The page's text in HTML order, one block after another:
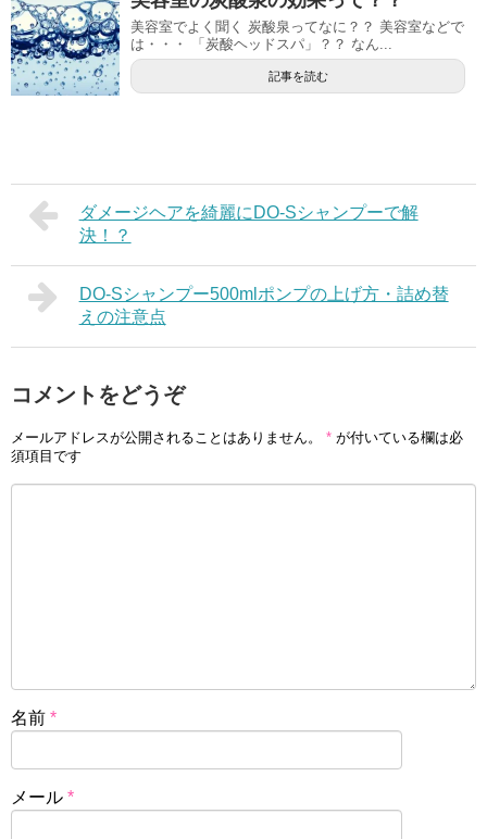
美容室でよく聞く 炭酸泉ってなに？？ 美容室などで
は・・・ 「炭酸ヘッドスパ」？？ なん...
記事を読む
ダメージヘアを綺麗にDO-Sシャンプーで解
決！？
DO-Sシャンプー500mlポンプの上げ方・詰め替
えの注意点
コメントをどうぞ
メールアドレスが公開されることはありません。 * が付いている欄は必
須項目です
名前 *
メール *